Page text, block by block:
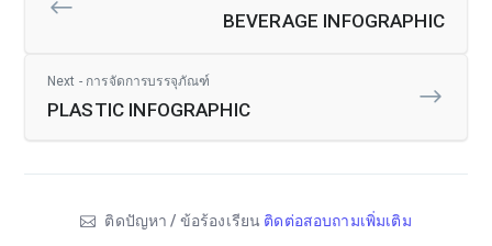
BEVERAGE INFOGRAPHIC
Next - การจัดการบรรจุภัณฑ์
PLASTIC INFOGRAPHIC
ติดปัญหา / ข้อร้องเรียน ติดต่อสอบถามเพิ่มเติม